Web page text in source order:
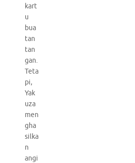
kart
u
bua
tan
tan
gan.
Teta
pi,
Yak
uza
men
gha
silka
n
angi